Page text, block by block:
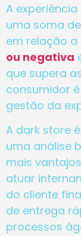
A
uma soma
em relação a
ou negativa
que supera
consumidor
gestão da
A dark store
uma análise
mais
atuar
do cliente
de entrega
processos